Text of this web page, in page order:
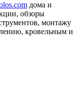
дома и
обзоры
монтажу
кровельным и